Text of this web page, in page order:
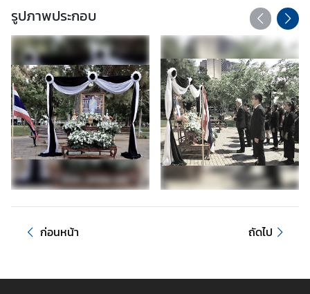
ห
รั
บ
ค
น
ไ
ท
ย
ข้
อ
มู
น
รูปภาพประกอบ
ก่อนหน้า ถัดไป